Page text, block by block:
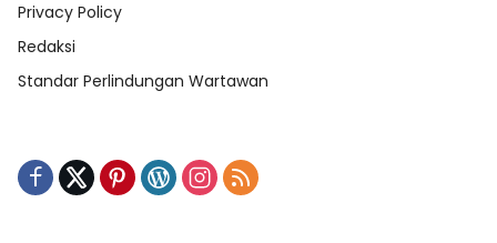
Privacy Policy
Redaksi
Standar Perlindungan Wartawan